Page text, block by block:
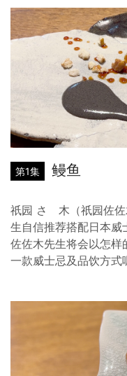
第1集 鳗鱼
祇园 さゝ木（祇园佐
生自信推荐搭配日本威
佐佐木先生将会以怎样
一款威士忌及品饮方式